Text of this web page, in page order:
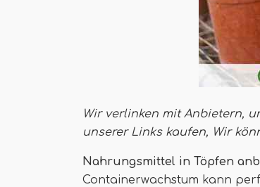
Wir verlinken mit Anbietern,
unserer Links kaufen, Wir
Nahrungsmittel in Töpfen
Containerwachstum kann